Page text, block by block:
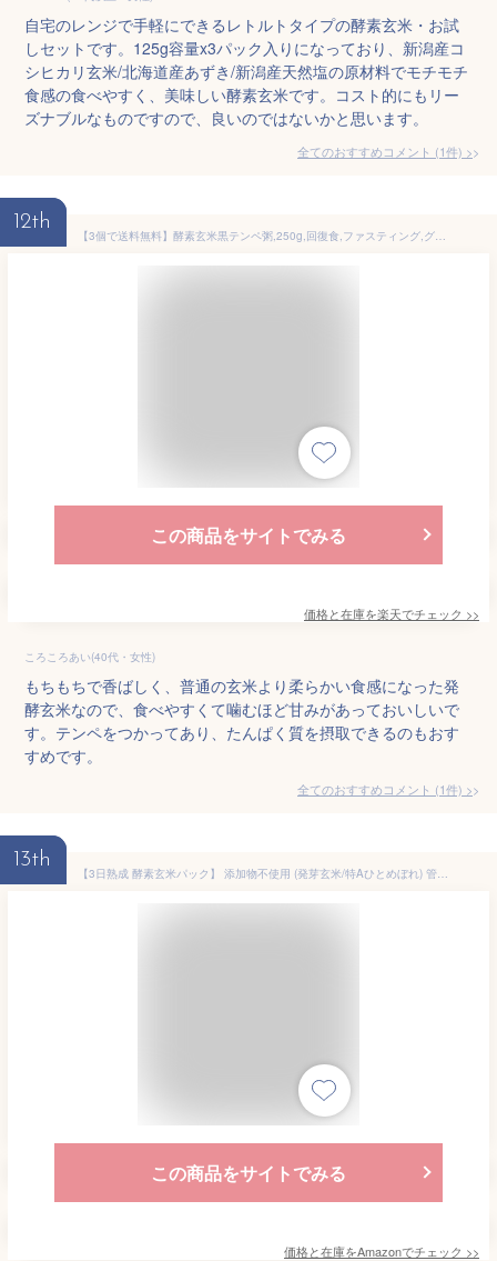
自宅のレンジで手軽にできるレトルトタイプの酵素玄米・お試
しセットです。125g容量x3パック入りになっており、新潟産コ
シヒカリ玄米/北海道産あずき/新潟産天然塩の原材料でモチモチ
食感の食べやすく、美味しい酵素玄米です。コスト的にもリー
ズナブルなものですので、良いのではないかと思います。
全てのおすすめコメント (1件) >
12th
【3個で送料無料】酵素玄米黒テンペ粥,250g,回復食,ファスティング,グローリーインターナショナル,酵素玄米黒テンペ粥,250g.お粥,準備期,復食期,ファスティング,テンペ粥,断食明け,16時間ダイエット,16時間断食 ,酵素玄米黒テンペ粥, 置き換えダイエット, グルテンフリー
この商品をサイトでみる
価格と在庫を楽天でチェック >>
ころころあい(40代・女性)
もちもちで香ばしく、普通の玄米より柔らかい食感になった発
酵玄米なので、食べやすくて噛むほど甘みがあっておいしいで
す。テンペをつかってあり、たんぱく質を摂取できるのもおす
すめです。
全てのおすすめコメント (1件) >
13th
【3日熟成 酵素玄米パック】 添加物不使用 (発芽玄米/特Aひとめぼれ) 管理栄養士推奨 5種ミックス 125g×20食 残留農薬ゼロ GABA 腸活 ギフト [ハレとケ暮らし]
この商品をサイトでみる
価格と在庫をAmazonでチェック >>